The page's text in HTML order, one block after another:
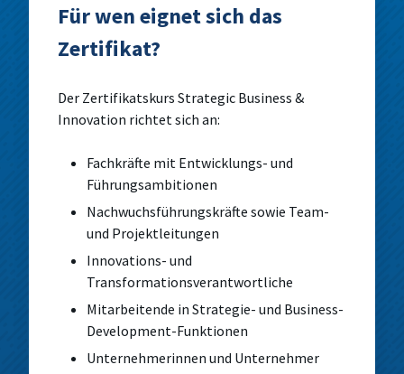
Für wen eignet sich das
Zertifikat?
Der Zertifikatskurs Strategic Business &
Innovation richtet sich an:
Fachkräfte mit Entwicklungs- und
Führungsambitionen
Nachwuchsführungskräfte sowie Team-
und Projektleitungen
Innovations- und
Transformationsverantwortliche
Mitarbeitende in Strategie- und Business-
Development-Funktionen
Unternehmerinnen und Unternehmer